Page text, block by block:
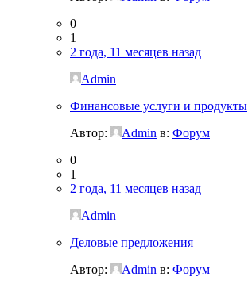
0
1
2 года, 11 месяцев назад
Admin
Финансовые услуги и продукты
Автор:
Admin в: Форум
0
1
2 года, 11 месяцев назад
Admin
Деловые предложения
Автор:
Admin в: Форум